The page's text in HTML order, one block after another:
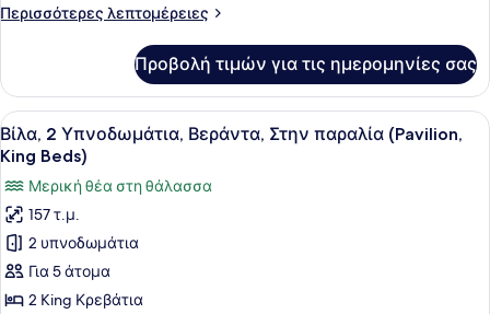
Στην
King
Beds)
Περισσότερες λεπτομέρειες
Περισσότερες
3
Υπνοδωμάτια,
Ιδιωτική
Πισίνα,
Στην
παραλία
(Pavilion,
King
Beds)
Προβολή τιμών για τις ημερομηνίες σας
Προβολή
όλων
των
φωτογραφιών
για
Βίλα,
2
Υπνοδωμάτια,
Ένα μοντέρνο σαλόνι με έναν
5
Βίλα, 2 Υπνοδωμάτια, Βεράντα, Στην παραλία (Pavilion,
King Beds)
Μερική θέα στη θάλασσα
157 τ.μ.
2 υπνοδωμάτια
Για 5 άτομα
2 King Κρεβάτια